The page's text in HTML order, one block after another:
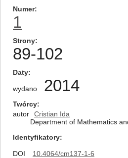
Numer
1
Strony
89-102
Daty
wydano 2014
Twórcy
autor
Cristian Ida
Department of Mathematics
Identyfikatory
DOI
10.4064/cm137-1-6